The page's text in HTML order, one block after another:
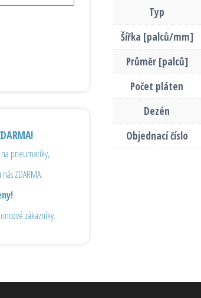
Typ
Šířka [palců/mm]
Průměr [palců]
Počet pláten
Dezén
Objednací číslo
pneumatiky,
ZDARMA.
zákazníky.